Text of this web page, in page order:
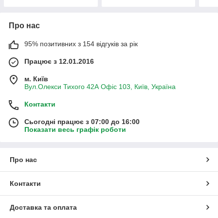
Про нас
95% позитивних з 154 відгуків за рік
Працює з 12.01.2016
м. Київ
Вул.Олекси Тихого 42А Офіс 103, Київ, Україна
Контакти
Сьогодні працює з 07:00 до 16:00
Показати весь графік роботи
Про нас
Контакти
Доставка та оплата